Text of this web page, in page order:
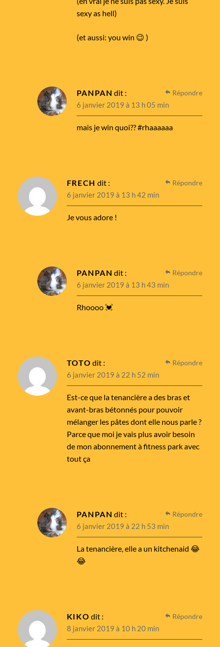
sexy as hell)
(et aussi: you win 😉 )
PANPAN dit :
6 janvier 2019 à 13 h 05 min
mais je win quoi?? #rhaaaaaa
Répondre
FRECH dit :
6 janvier 2019 à 13 h 42 min
Je vous adore !
Répondre
PANPAN dit :
6 janvier 2019 à 13 h 43 min
Rhoooo 💓
Répondre
TOTO dit :
6 janvier 2019 à 22 h 52 min
Est-ce que la tenancière a des bras et
avant-bras bétonnés pour pouvoir
mélanger les pâtes dont elle nous parle ?
Parce que moi je vais plus avoir besoin
de mon abonnement à fitness park avec
tout ça
Répondre
PANPAN dit :
6 janvier 2019 à 22 h 53 min
La tenancière, elle a un kitchenaid 😂
😂
Répondre
KIKO dit :
8 janvier 2019 à 10 h 20 min
Répondre